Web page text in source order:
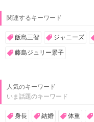
関連するキーワード
飯島三智 ジャニーズ
藤島ジュリー景子
人気のキーワード
いま話題のキーワード
身長 結婚 体重